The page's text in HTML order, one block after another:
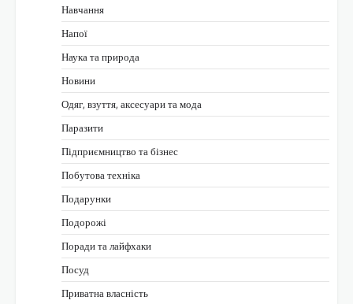
Навчання
Напої
Наука та природа
Новини
Одяг, взуття, аксесуари та мода
Паразити
Підприємництво та бізнес
Побутова техніка
Подарунки
Подорожі
Поради та лайфхаки
Посуд
Приватна власність